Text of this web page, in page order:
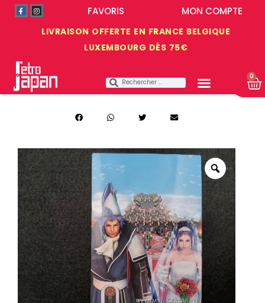
LIVRAISON OFFERTE EN FRANCE BELGIQUE
LUXEMBOURG DÈS 75€
MON COMPTE
FAVORIS
0